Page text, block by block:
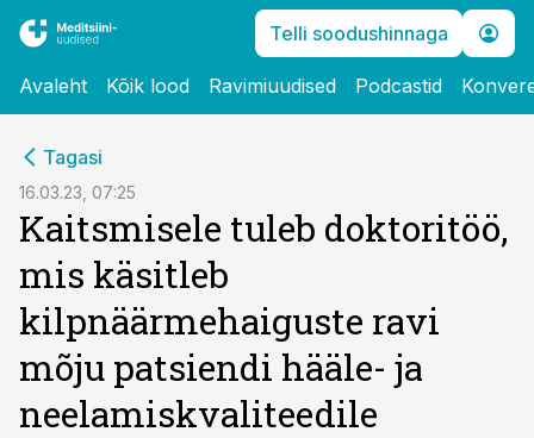
Telli soodushinnaga
Avaleht Kõik lood Ravimiuudised Podcastid
Tagasi
16.03.23, 07:25
Kaitsmisele tuleb doktoritöö,
mis käsitleb
kilpnäärmehaiguste ravi
mõju patsiendi hääle- ja
neelamiskvaliteedile